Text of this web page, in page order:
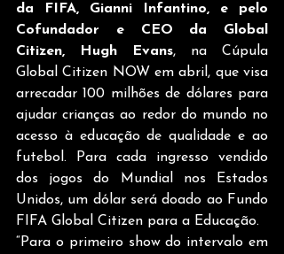
da FIFA, Gianni Infantino, e pelo
Cofundador e CEO da Global
Citizen, Hugh Evans, na Cúpula
Global Citizen NOW em abril, que visa
arrecadar 100 milhões de dólares para
ajudar crianças ao redor do mundo no
acesso à educação de qualidade e ao
futebol. Para cada ingresso vendido
dos jogos do Mundial nos Estados
Unidos, um dólar será doado ao Fundo
FIFA Global Citizen para a Educação.
“Para o primeiro show do intervalo em